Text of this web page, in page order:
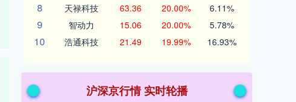
8 天禄科技 63.36 20.00% 6.11%
9 智动力 15.06 20.00% 5.78%
10 浩通科技 21.49 19.99% 16.93%
沪深京行情 实时轮播